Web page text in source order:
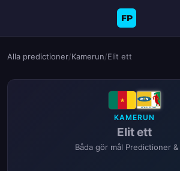
FP
Alla predictioner/Kamerun/Elit ett
KAMERUN
Elit ett
Båda gör mål Predictioner